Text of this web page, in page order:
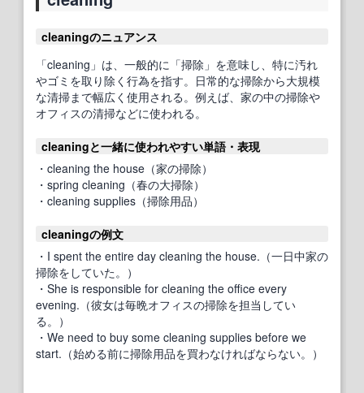
cleaningのニュアンス
「cleaning」は、一般的に「掃除」を意味し、特に汚れ
やゴミを取り除く行為を指す。日常的な掃除から大規模
な清掃まで幅広く使用される。例えば、家の中の掃除や
オフィスの清掃などに使われる。
cleaningと一緒に使われやすい単語・表現
・cleaning the house（家の掃除）
・spring cleaning（春の大掃除）
・cleaning supplies（掃除用品）
cleaningの例文
・I spent the entire day cleaning the house.（一日中家の
掃除をしていた。）
・She is responsible for cleaning the office every
evening.（彼女は毎晩オフィスの掃除を担当してい
る。）
・We need to buy some cleaning supplies before we
start.（始める前に掃除用品を買わなければならない。）